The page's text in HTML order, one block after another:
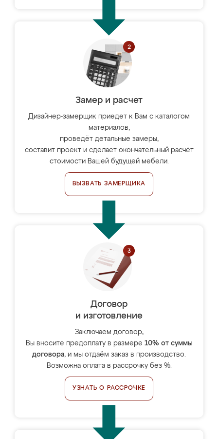
Замер и расчет
Дизайнер-замерщик приедет к Вам с каталогом
материалов,
проведёт детальные замеры,
составит проект и сделает окончательный расчёт
стоимости Вашей будущей мебели.
ВЫЗВАТЬ ЗАМЕРЩИКА
Договор
и изготовление
Заключаем договор,
Вы вносите предоплату в размере 10% от суммы
договора, и мы отдаём заказ в производство.
Возможна оплата в рассрочку без %.
УЗНАТЬ О РАССРОЧКЕ